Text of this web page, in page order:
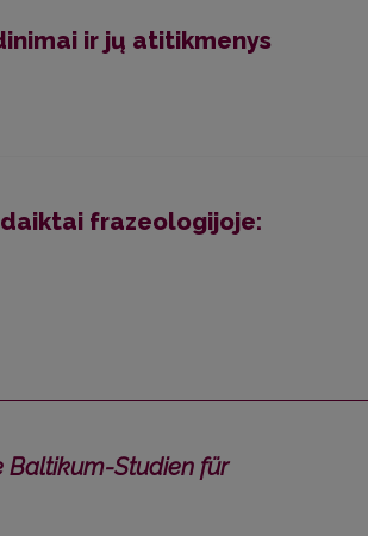
ir jų atitikmenys
daiktai frazeologijoje:
Baltikum-Studien für